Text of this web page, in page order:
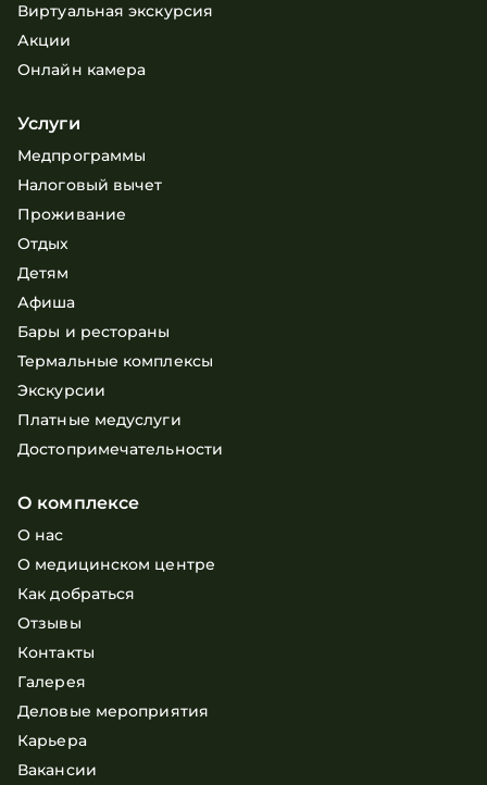
Виртуальная экскурсия
Акции
Онлайн камера
Услуги
Медпрограммы
Налоговый вычет
Проживание
Отдых
Детям
Афиша
Бары и рестораны
Термальные комплексы
Экскурсии
Платные медуслуги
Достопримечательности
О комплексе
О нас
О медицинском центре
Как добраться
Отзывы
Контакты
Галерея
Деловые мероприятия
Карьера
Вакансии